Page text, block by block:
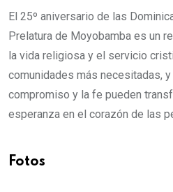
El 25º aniversario de las
Prelatura de Moyobamba es un
la vida religiosa y el servicio
comunidades más necesitadas,
compromiso y la fe pueden
esperanza en el corazón de las
Fotos